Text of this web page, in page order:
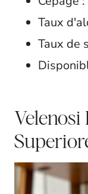
Taux
Taux de
Velenosi